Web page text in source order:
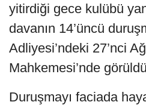
yitirdiği gece kulübü
davanın 14’üncü
Adliyesi’ndeki 27’nci
Mahkemesi’nde
Duruşmayı faciada